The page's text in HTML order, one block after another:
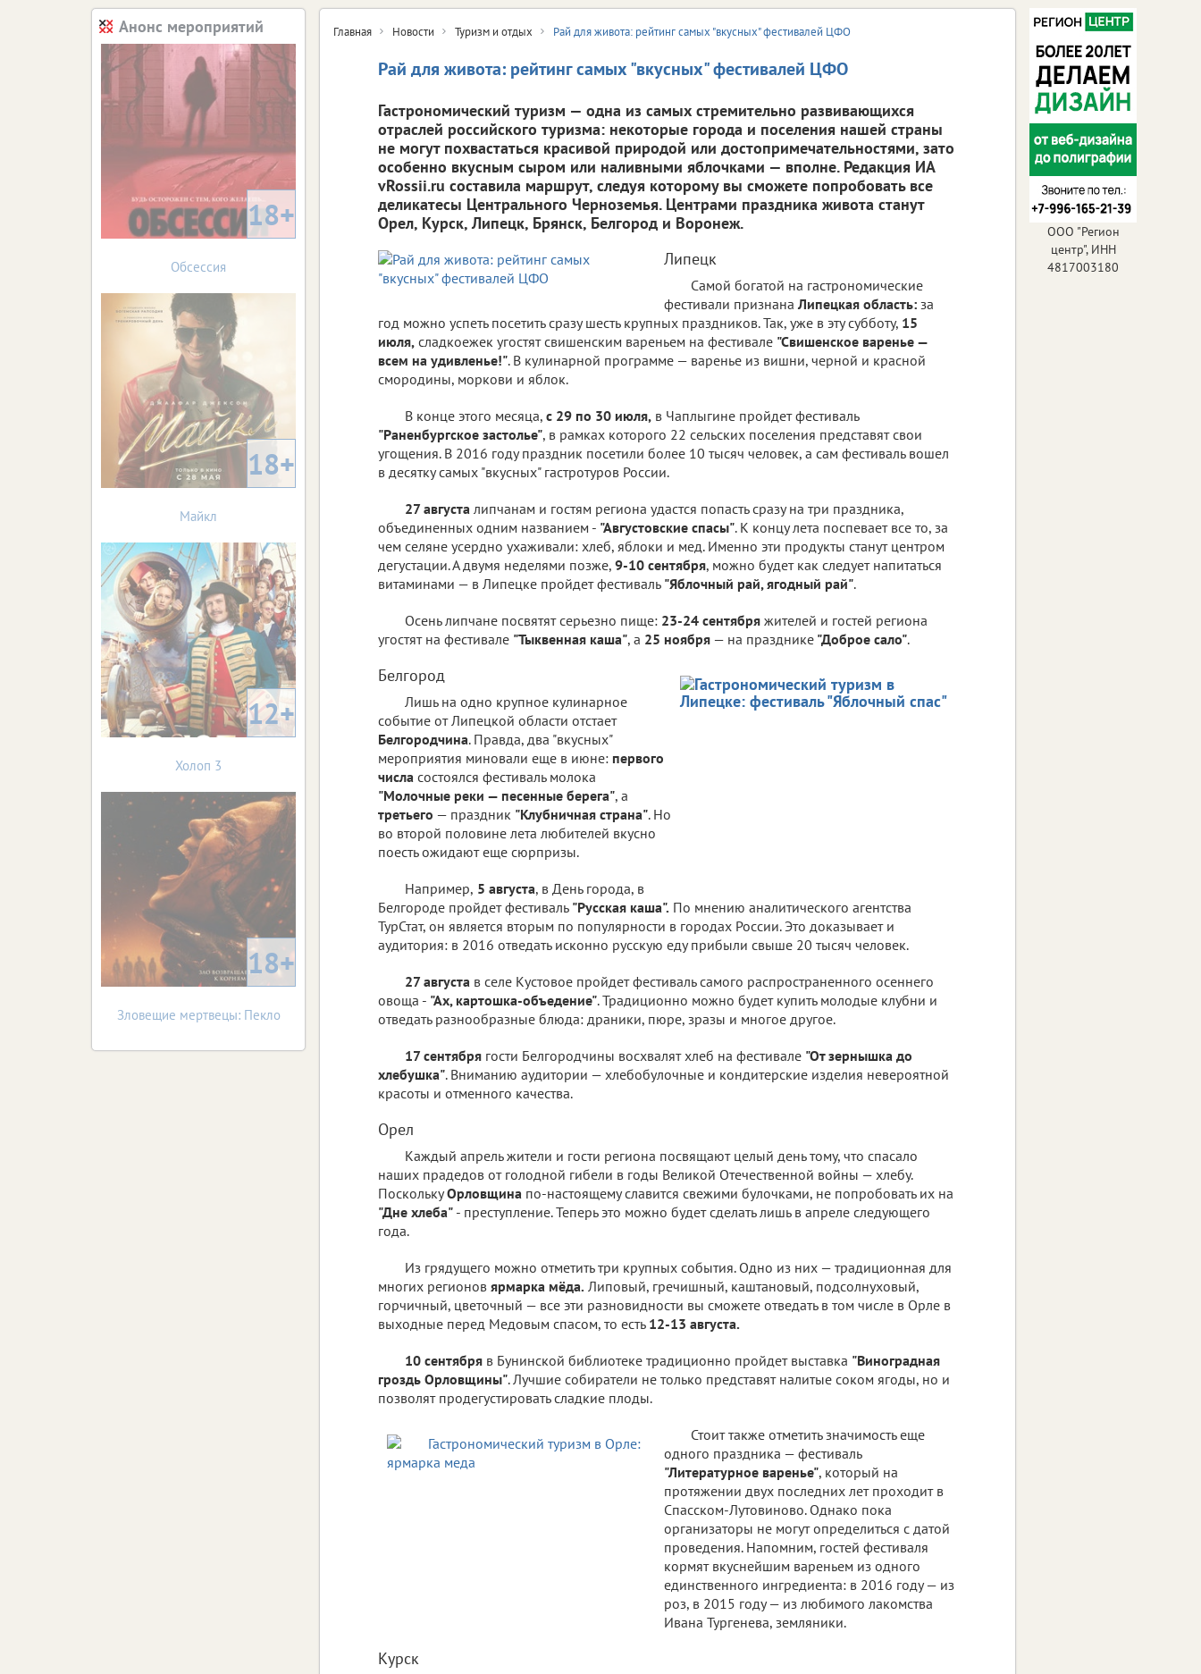
Главная Новости Туризм и отдых Рай для живота: рейтинг самых "вкусных" фестивалей ЦФО
Рай для живота: рейтинг самых "вкусных" фестивалей ЦФО
Гастрономический туризм — одна из самых стремительно развивающихся
отраслей российского туризма: некоторые города и поселения нашей страны
не могут похвастаться красивой природой или достопримечательностями, зато
особенно вкусным сыром или наливными яблочками — вполне. Редакция ИА
vRossii.ru составила маршрут, следуя которому вы сможете попробовать все
деликатесы Центрального Черноземья. Центрами праздника живота станут
Орел, Курск, Липецк, Брянск, Белгород и Воронеж.
Липецк
Самой богатой на гастрономические
фестивали признана Липецкая область: за
год можно успеть посетить сразу шесть крупных праздников. Так, уже в эту субботу, 15
июля, сладкоежек угостят свишенским вареньем на фестивале "Свишенское варенье —
всем на удивленье!". В кулинарной программе — варенье из вишни, черной и красной
смородины, моркови и яблок.
В конце этого месяца, с 29 по 30 июля, в Чаплыгине пройдет фестиваль
"Раненбургское застолье", в рамках которого 22 сельских поселения представят свои
угощения. В 2016 году праздник посетили более 10 тысяч человек, а сам фестиваль вошел
в десятку самых "вкусных" гастротуров России.
27 августа липчанам и гостям региона удастся попасть сразу на три праздника,
объединенных одним названием - "Августовские спасы". К концу лета поспевает все то, за
чем селяне усердно ухаживали: хлеб, яблоки и мед. Именно эти продукты станут центром
дегустации. А двумя неделями позже, 9-10 сентября, можно будет как следует напитаться
витаминами — в Липецке пройдет фестиваль "Яблочный рай, ягодный рай".
Осень липчане посвятят серьезно пище: 23-24 сентября жителей и гостей региона
угостят на фестивале "Тыквенная каша", а 25 ноября — на празднике "Доброе сало".
Белгород
Лишь на одно крупное кулинарное
событие от Липецкой области отстает
Белгородчина. Правда, два "вкусных"
мероприятия миновали еще в июне: первого
числа состоялся фестиваль молока
"Молочные реки — песенные берега", а
третьего — праздник "Клубничная страна". Но
во второй половине лета любителей вкусно
поесть ожидают еще сюрпризы.
Например, 5 августа, в День города, в
Белгороде пройдет фестиваль "Русская каша". По мнению аналитического агентства
ТурСтат, он является вторым по популярности в городах России. Это доказывает и
аудитория: в 2016 отведать исконно русскую еду прибыли свыше 20 тысяч человек.
27 августа в селе Кустовое пройдет фестиваль самого распространенного осеннего
овоща - "Ах, картошка-объедение". Традиционно можно будет купить молодые клубни и
отведать разнообразные блюда: драники, пюре, зразы и многое другое.
17 сентября гости Белгородчины восхвалят хлеб на фестивале "От зернышка до
хлебушка". Вниманию аудитории — хлебобулочные и кондитерские изделия невероятной
красоты и отменного качества.
Орел
Каждый апрель жители и гости региона посвящают целый день тому, что спасало
наших прадедов от голодной гибели в годы Великой Отечественной войны — хлебу.
ПосколькуОрловщина по-настоящему славится свежими булочками, не попробовать их на
"Дне хлеба" - преступление. Теперь это можно будет сделать лишь в апреле следующего
года.
Из грядущего можно отметить три крупных события. Одно из них — традиционная для
многих регионов ярмарка мёда. Липовый, гречишный, каштановый, подсолнуховый,
горчичный, цветочный — все эти разновидности вы сможете отведать в том числе в Орле в
выходные перед Медовым спасом, то есть 12-13 августа.
10 сентября в Бунинской библиотеке традиционно пройдет выставка "Виноградная
гроздь Орловщины". Лучшие собиратели не только представят налитые соком ягоды, но и
позволят продегустировать сладкие плоды.
Стоит также отметить значимость еще
одного праздника — фестиваль
"Литературное варенье", который на
протяжении двух последних лет проходит в
Спасском-Лутовиново. Однако пока
организаторы не могут определиться с датой
проведения. Напомним, гостей фестиваля
кормят вкуснейшим вареньем из одного
единственного ингредиента: в 2016 году — из
роз, в 2015 году — из любимого лакомства
Ивана Тургенева, земляники.
Курск
Анонс мероприятий
18+
Обсессия
18+
Майкл
12+
Холоп 3
18+
Зловещие мертвецы: Пекло
ООО "Регион
центр", ИНН
4817003180